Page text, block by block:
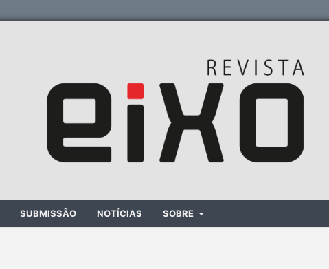
SUBMISSÃO NOTÍCIAS SOBRE